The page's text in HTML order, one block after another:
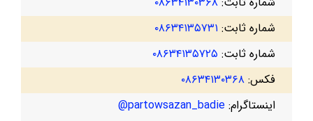
شماره ثابت: ۰۸۶۳۴۱۳۵۷۳۱
شماره ثابت: ۰۸۶۳۴۱۳۵۷۲۵
فکس: ۰۸۶۳۴۱۳۰۳۶۸
اینستاگرام: partowsazan_badie@